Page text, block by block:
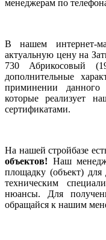
менеджерам по
В нашем интернет-
актуальную цену на
730 Абрикосовый
дополнительные
приминении данного
которые реализует
сертификатами.
На нашей стройбазе
объектов! Наш
площадку (объект) для
техническим
нюансы. Для
обращайся к нашим